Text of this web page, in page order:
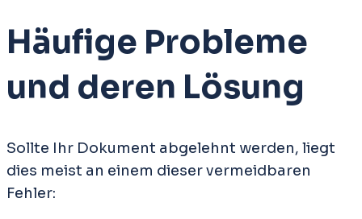
Häufige Probleme
und deren Lösung
Sollte Ihr Dokument abgelehnt werden, liegt
dies meist an einem dieser vermeidbaren
Fehler: